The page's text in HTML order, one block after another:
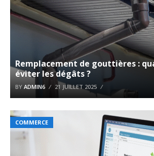
Remplacement de gouttières :
éviter les dégâts ?
BY ADMIN6 21 JUILLET 2025
COMMERCE